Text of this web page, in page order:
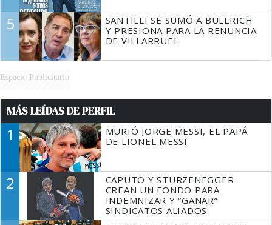
5
SANTILLI SE SUMÓ A BULLRICH
Y PRESIONA PARA LA RENUNCIA
DE VILLARRUEL
Espacio Publicitario
MÁS LEÍDAS DE PERFIL
1
MURIÓ JORGE MESSI, EL PAPÁ
DE LIONEL MESSI
2
CAPUTO Y STURZENEGGER
CREAN UN FONDO PARA
INDEMNIZAR Y “GANAR”
SINDICATOS ALIADOS